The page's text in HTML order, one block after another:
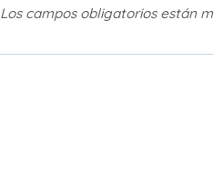
Los campos obligatorios están